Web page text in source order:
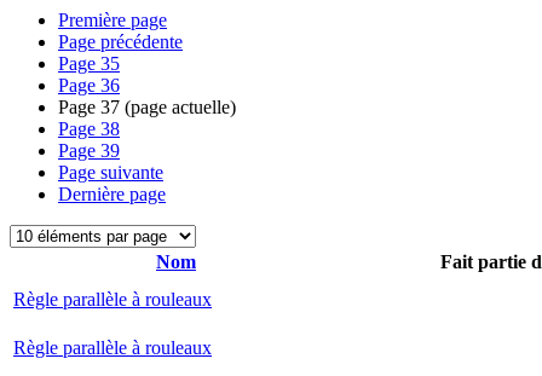
Première page
Page précédente
Page 35
Page 36
Page 37 (page actuelle)
Page 38
Page 39
Page suivante
Dernière page
Nom
Fait partie
Règle parallèle à rouleaux
Règle parallèle à rouleaux